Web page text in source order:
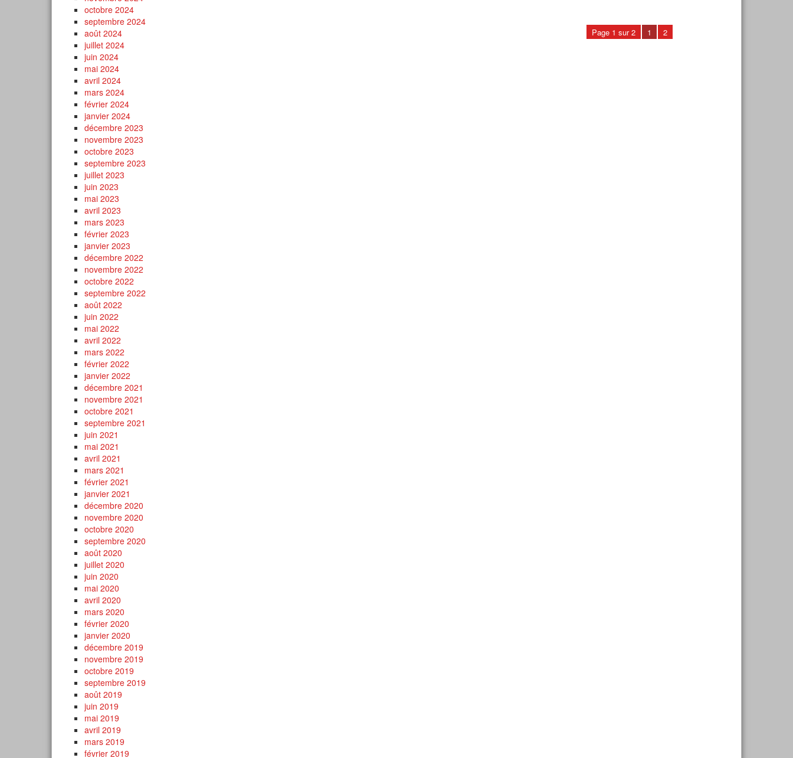
octobre 2024
septembre 2024
août 2024
juillet 2024
juin 2024
mai 2024
avril 2024
mars 2024
février 2024
janvier 2024
décembre 2023
novembre 2023
octobre 2023
septembre 2023
juillet 2023
juin 2023
mai 2023
avril 2023
mars 2023
février 2023
janvier 2023
décembre 2022
novembre 2022
octobre 2022
septembre 2022
août 2022
juin 2022
mai 2022
avril 2022
mars 2022
février 2022
janvier 2022
décembre 2021
novembre 2021
octobre 2021
septembre 2021
juin 2021
mai 2021
avril 2021
mars 2021
février 2021
janvier 2021
décembre 2020
novembre 2020
octobre 2020
septembre 2020
août 2020
juillet 2020
juin 2020
mai 2020
avril 2020
mars 2020
février 2020
janvier 2020
décembre 2019
novembre 2019
octobre 2019
septembre 2019
août 2019
juin 2019
mai 2019
avril 2019
mars 2019
février 2019
Page 1 sur 2 1 2